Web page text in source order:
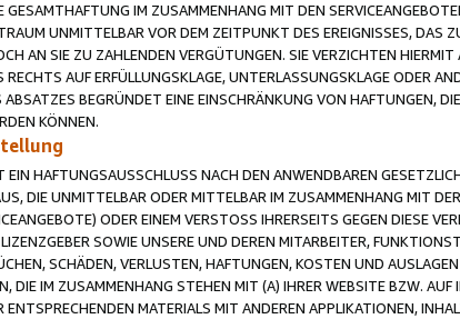
GESAMTHAFTUNG IM ZUSAMMENHANG MIT DEN
UNMITTELBAR VOR DEM ZEITPUNKT DES EREIGNISSES, DAS
AN SIE ZU ZAHLENDEN VERGÜTUNGEN. SIE VERZICHTEN
RECHTS AUF ERFÜLLUNGSKLAGE, UNTERLASSUNGSKLAGE ODER
BEGRÜNDET EINE EINSCHRÄNKUNG VON HAFTUNGEN,
KÖNNEN.
EIN HAFTUNGSAUSSCHLUSS NACH DEN ANWENDBAREN
DIE UNMITTELBAR ODER MITTELBAR IM ZUSAMMENHANG MIT
ODER EINEM VERSTOSS IHRERSEITS GEGEN DIESE
SOWIE UNSERE UND DEREN MITARBEITER,
SCHÄDEN, VERLUSTEN, HAFTUNGEN, KOSTEN UND
DIE IM ZUSAMMENHANG STEHEN MIT (A) IHRER WEBSITE BZW.
ENTSPRECHENDEN MATERIALS MIT ANDEREN APPLIKATIONEN,